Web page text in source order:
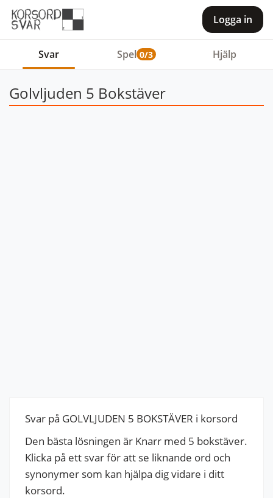
Logga in
Svar Spel 0/3 Hjälp
Golvljuden 5 Bokstäver
Svar på GOLVLJUDEN 5 BOKSTÄVER i korsord
Den bästa lösningen är Knarr med 5 bokstäver.
Klicka på ett svar för att se liknande ord och
synonymer som kan hjälpa dig vidare i ditt
korsord.